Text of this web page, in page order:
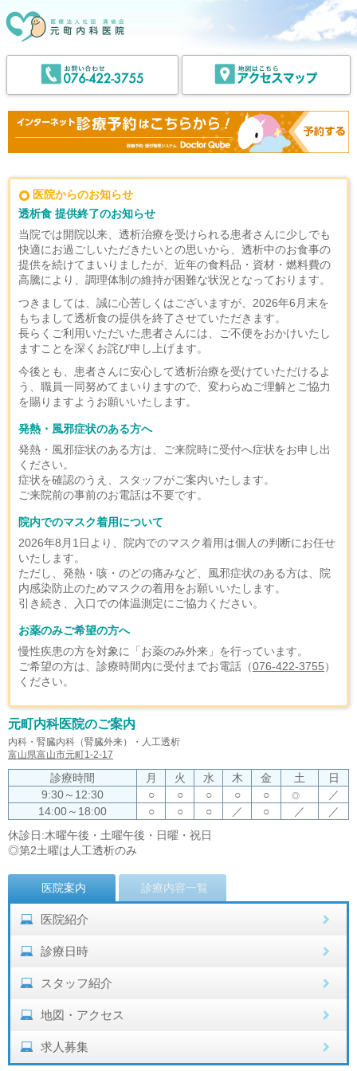
医院からのお知らせ
透析食 提供終了のお知らせ
当院では開院以来、透析治療を受けられる患者さんに少しでも
快適にお過ごしいただきたいとの思いから、透析中のお食事の
提供を続けてまいりましたが、近年の食料品・資材・燃料費の
高騰により、調理体制の維持が困難な状況となっております。
つきましては、誠に心苦しくはございますが、2026年6月末を
もちまして透析食の提供を終了させていただきます。
長らくご利用いただいた患者さんには、ご不便をおかけいたし
ますことを深くお詫び申し上げます。
今後とも、患者さんに安心して透析治療を受けていただけるよ
う、職員一同努めてまいりますので、変わらぬご理解とご協力
を賜りますようお願いいたします。
発熱・風邪症状のある方へ
発熱・風邪症状のある方は、ご来院時に受付へ症状をお申し出
ください。
症状を確認のうえ、スタッフがご案内いたします。
ご来院前の事前のお電話は不要です。
院内でのマスク着用について
2026年8月1日より、院内でのマスク着用は個人の判断にお任せ
いたします。
ただし、発熱・咳・のどの痛みなど、風邪症状のある方は、院
内感染防止のためマスクの着用をお願いいたします。
引き続き、入口での体温測定にご協力ください。
お薬のみご希望の方へ
慢性疾患の方を対象に「お薬のみ外来」を行っています。
ご希望の方は、診療時間内に受付までお電話（076-422-3755）
ください。
元町内科医院のご案内
内科・腎臓内科（腎臓外来）・人工透析
富山県富山市元町1-2-17
診療時間 月 火 水 木 金 土
日
9:30～12:30
○ ○ ○ ○ ○ ◎
／
14:00～18:00
○ ○ ○ ／ ○ ／
／
休診日:木曜午後・土曜午後・日曜・祝日
◎第2土曜は人工透析のみ
医院案内 診療内容一覧
医院紹介
診療日時
スタッフ紹介
地図・アクセス
求人募集